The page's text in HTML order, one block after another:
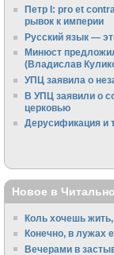
Петр I: pro et
рывок к империи
Русский язык —
Минюст
(Владислав
УПЦ заявила о
В УПЦ заявили о
церковью
Дерусификация и
Новое в
Коль хочешь
Конечно, в лужах
Вечерами в